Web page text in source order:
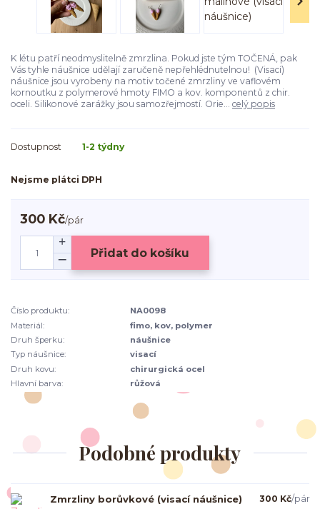
K létu patří neodmyslitelně zmrzlina. Pokud jste tým TOČENÁ, pak
Vás tyhle náušnice udělají zaručeně nepřehlédnutelnou! (Visací)
náušnice jsou vyrobeny na motiv točené zmrzliny ve vaflovém
kornoutku z polymerové hmoty FIMO a kov. komponentů z chir.
oceli. Silikonové zarážky jsou samozřejmostí. Orie... celý popis
Dostupnost 1-2 týdny
Nejsme plátci DPH
300 Kč/pár
Přidat do košíku
Číslo produktu:
NA0098
Materiál:
fimo, kov, polymer
Druh šperku:
náušnice
Typ náušnice:
visací
Druh kovu:
chirurgická ocel
Hlavní barva:
růžová
Podobné produkty
Zmrzliny borůvkové (visací náušnice) 300 Kč/pár